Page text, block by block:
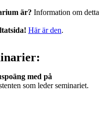
är? Information om detta
Här är den.
med på
som leder seminariet.